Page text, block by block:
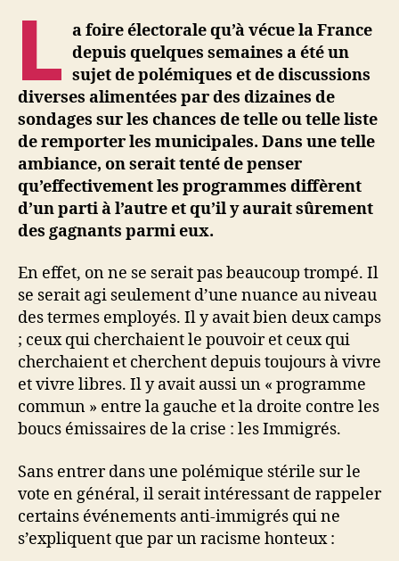
L a foire électorale qu’à vécue la France
depuis quelques semaines a été un
sujet de polémiques et de discussions
diverses alimentées par des dizaines de
sondages sur les chances de telle ou telle liste
de remporter les municipales. Dans une telle
ambiance, on serait tenté de penser
qu’effectivement les programmes diffèrent
d’un parti à l’autre et qu’il y aurait sûrement
des gagnants parmi eux.
En effet, on ne se serait pas beaucoup trompé. Il
se serait agi seulement d’une nuance au niveau
des termes employés. Il y avait bien deux camps
; ceux qui cherchaient le pouvoir et ceux qui
cherchaient et cherchent depuis toujours à vivre
et vivre libres. Il y avait aussi un « programme
commun » entre la gauche et la droite contre les
boucs émissaires de la crise : les Immigrés.
Sans entrer dans une polémique stérile sur le
vote en général, il serait intéressant de rappeler
certains événements anti-immigrés qui ne
s’expliquent que par un racisme honteux :